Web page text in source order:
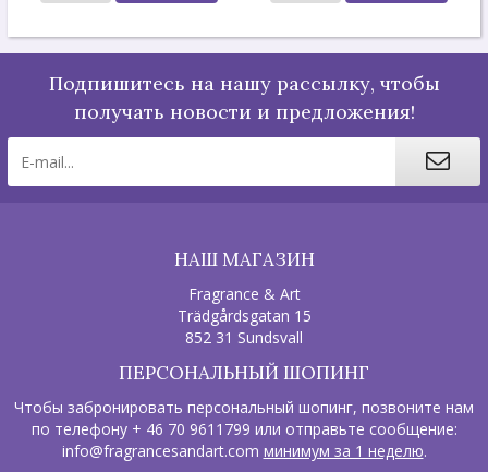
Подпишитесь на нашу рассылку, чтобы
получать новости и предложения!
НАШ МАГАЗИН
Fragrance & Art
Trädgårdsgatan 15
852 31 Sundsvall
ПЕРСОНАЛЬНЫЙ ШОПИНГ
Чтобы забронировать персональный шопинг, позвоните нам
по телефону + 46 70 9611799 или отправьте сообщение:
info@fragrancesandart.com минимум за 1 неделю.